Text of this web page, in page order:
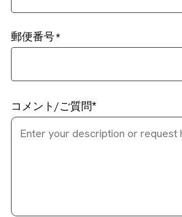
郵便番号
コメント/ご質問